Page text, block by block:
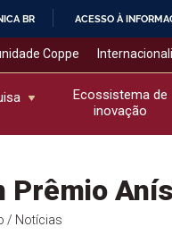
BR ACESSO À
Coppe
Ecossistema de
inovação
/ Notícias